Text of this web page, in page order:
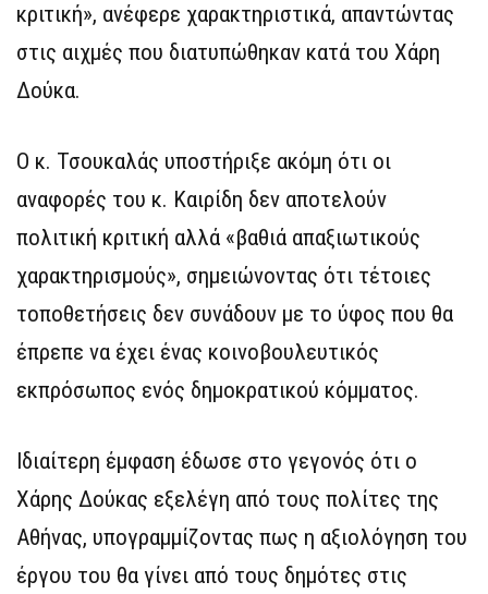
κριτική», ανέφερε χαρακτηριστικά, απαντώντας
στις αιχμές που διατυπώθηκαν κατά του Χάρη
Δούκα.
Ο κ. Τσουκαλάς υποστήριξε ακόμη ότι οι
αναφορές του κ. Καιρίδη δεν αποτελούν
πολιτική κριτική αλλά «βαθιά απαξιωτικούς
χαρακτηρισμούς», σημειώνοντας ότι τέτοιες
τοποθετήσεις δεν συνάδουν με το ύφος που θα
έπρεπε να έχει ένας κοινοβουλευτικός
εκπρόσωπος ενός δημοκρατικού κόμματος.
Ιδιαίτερη έμφαση έδωσε στο γεγονός ότι ο
Χάρης Δούκας εξελέγη από τους πολίτες της
Αθήνας, υπογραμμίζοντας πως η αξιολόγηση του
έργου του θα γίνει από τους δημότες στις